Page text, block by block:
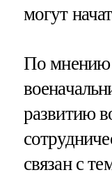
могут
По мнению
развитию
связан с